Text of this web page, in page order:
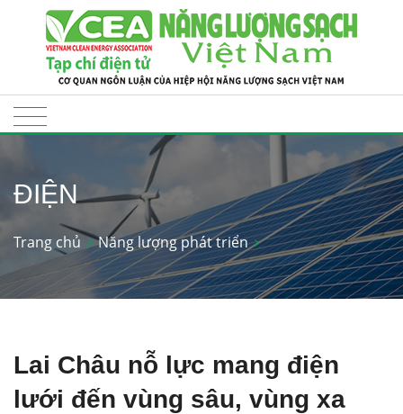
ĐIỆN
Trang chủ Năng lượng phát triển
Lai Châu nỗ lực mang điện
lưới đến vùng sâu, vùng xa